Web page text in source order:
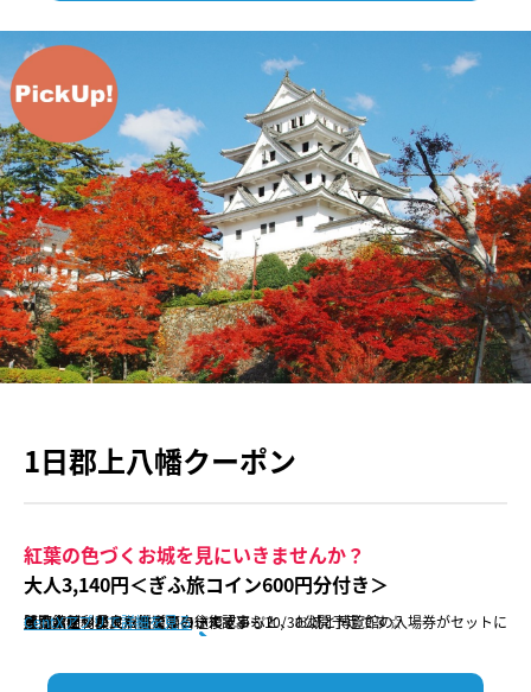
1日郡上八幡クーポン
紅葉の色づくお城を見にいきませんか？
大人3,140円＜ぎふ旅コイン600円分付き＞
美濃太田～郡上八幡までの往復きっぷと、お城と博覧館の入場券がセットになった便利でオトクなきっぷです。
博覧館がマニアックで面白いんです…！
きっぷをつかったモデルコース記事も10/30公開予定です☆
販売会社：長良川鉄道
CentXアプリで詳細を見る